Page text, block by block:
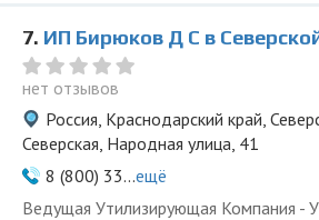
7. ИП Бирюков Д С в Северской - представитель ООО
нет отзывов
Россия, Краснодарский край,
Северская, Народная улица, 41
8 (800) 33...ещё
Ведущая Утилизирующая Компания